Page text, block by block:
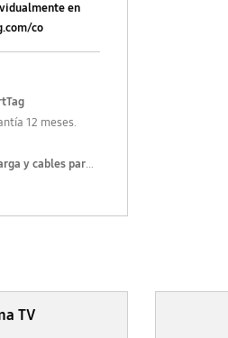
en
co
12 meses.
y cables para
3 meses.
TV